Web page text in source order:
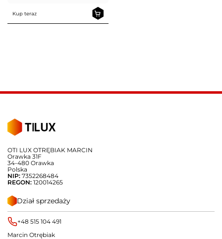
Kup teraz
OTI LUX OTRĘBIAK MARCIN
Orawka 31F
34-480 Orawka
Polska
NIP: 7352268484
REGON: 120014265
Dział sprzedaży
+48 515 104 491
Marcin Otrębiak